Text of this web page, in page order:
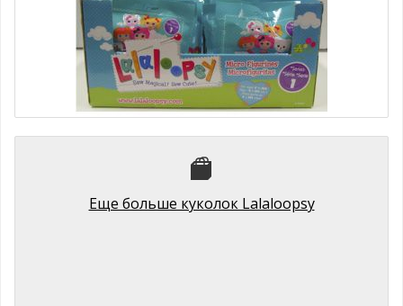
Lalaloopsy 516781 Лалалупси фигурка коллекционная 4 см (в
179 руб.Еще больше куколок Lalaloopsy